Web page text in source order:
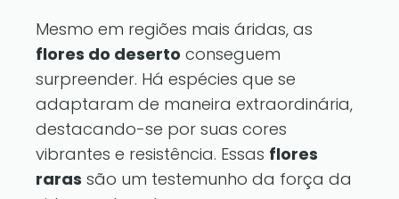
Mesmo em regiões mais áridas, as
flores do deserto conseguem
surpreender. Há espécies que se
adaptaram de maneira extraordinária,
destacando-se por suas cores
vibrantes e resistência. Essas flores
raras são um testemunho da força da